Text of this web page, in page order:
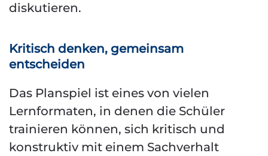
diskutieren.
Kritisch denken, gemeinsam
entscheiden
Das Planspiel ist eines von vielen
Lernformaten, in denen die Schüler
trainieren können, sich kritisch und
konstruktiv mit einem Sachverhalt